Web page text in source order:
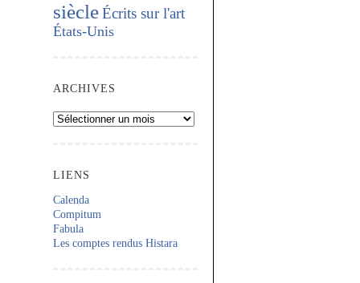
siècleÉcrits sur l'art
États-Unis
ARCHIVES
Archives
LIENS
Calenda
Compitum
Fabula
Les comptes rendus Histara